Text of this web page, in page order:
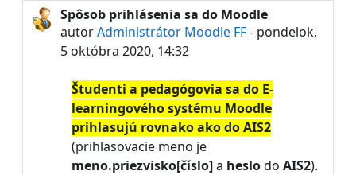
Spôsob prihlásenia sa do Moodle
autorAdministrátor Moodle FF- pondelok,
5 októbra 2020, 14:32
Počet odpovedí: 0
Študenti a pedagógovia sa do E-
learningového systému Moodle
prihlasujú rovnako ako do AIS2
(prihlasovacie meno je
meno.priezvisko[číslo]a heslodo AIS2).